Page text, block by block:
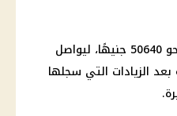
استقر سعر الجنيه الذهب عند نحو 50640 جنيهًا، ليواصل
50 ألف جنيه بعد الزيادات التي سجلها